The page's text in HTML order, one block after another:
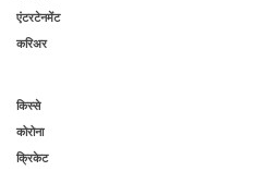
एंटरटेनमेंट
करिअर
किस्से
कोरोना
क्रिकेट